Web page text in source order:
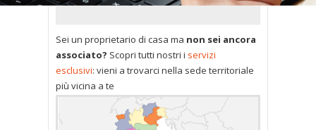
Sei un proprietario di casa ma non sei ancora
associato? Scopri tutti nostri i servizi
esclusivi: vieni a trovarci nella sede territoriale
più vicina a te